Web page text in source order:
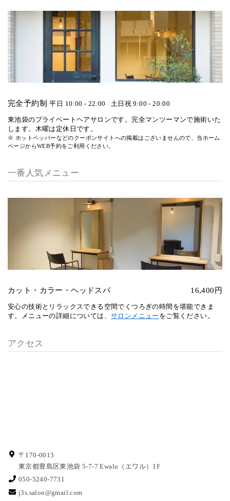
完全予約制平日 10:00 - 22:00 土日祝 9:00 - 20:00
東池袋のプライベートヘアサロンです。完全マンツーマンで施術いた
します。木曜は定休日です。
※ ホットペッパーなどのクーポンサイトへの掲載はございませんので、当ホーム
ページからWEB予約をご利用ください。
一番人気メニュー
カット・カラー・ヘッドスパ 16,400円
安心の技術とリラックスできる空間でくつろぎの時間を堪能できま
す。メニューの詳細については、 サロンメニュー をご覧ください。
アクセス
〒170-0013
東京都豊島区東池袋 5-7-7Ewalu（エワル）1F
050-5240-7731
j3s.salon@gmail.com